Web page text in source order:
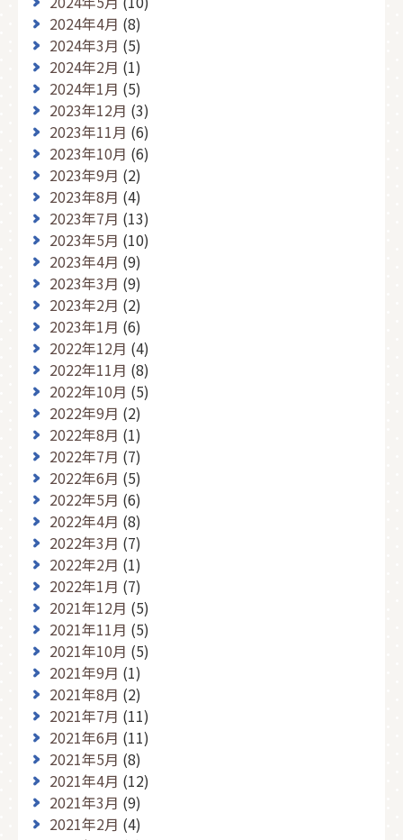
2024年4月 (8)
2024年3月 (5)
2024年2月 (1)
2024年1月 (5)
2023年12月 (3)
2023年11月 (6)
2023年10月 (6)
2023年9月 (2)
2023年8月 (4)
2023年7月 (13)
2023年5月 (10)
2023年4月 (9)
2023年3月 (9)
2023年2月 (2)
2023年1月 (6)
2022年12月 (4)
2022年11月 (8)
2022年10月 (5)
2022年9月 (2)
2022年8月 (1)
2022年7月 (7)
2022年6月 (5)
2022年5月 (6)
2022年4月 (8)
2022年3月 (7)
2022年2月 (1)
2022年1月 (7)
2021年12月 (5)
2021年11月 (5)
2021年10月 (5)
2021年9月 (1)
2021年8月 (2)
2021年7月 (11)
2021年6月 (11)
2021年5月 (8)
2021年4月 (12)
2021年3月 (9)
2021年2月 (4)